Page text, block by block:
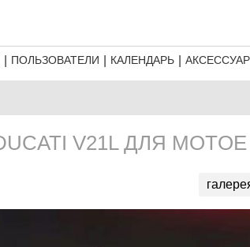
ПОЛЬЗОВАТЕЛИ КАЛЕНДАРЬ
V21L ДЛЯ MOTOE